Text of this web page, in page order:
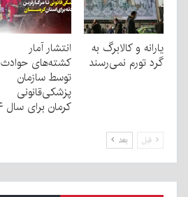
یارانه و کالابرگ به
گرد تورم نمی‌رسند
انتشار آمار
کشته‌های حوادث
توسط سازمان
پزشکی‌قانونی
کرمان برای سال ۱۴۰۴؛
قبل بعد